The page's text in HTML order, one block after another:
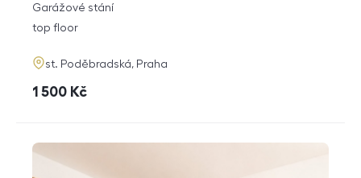
rozměry
disposition
Garážové stání
funkce
top floor
adresa
st. Poděbradská, Praha
cena
1 500 Kč